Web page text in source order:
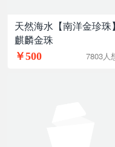
天然海水【南洋金珍珠】
麒麟金珠
￥500 7803人